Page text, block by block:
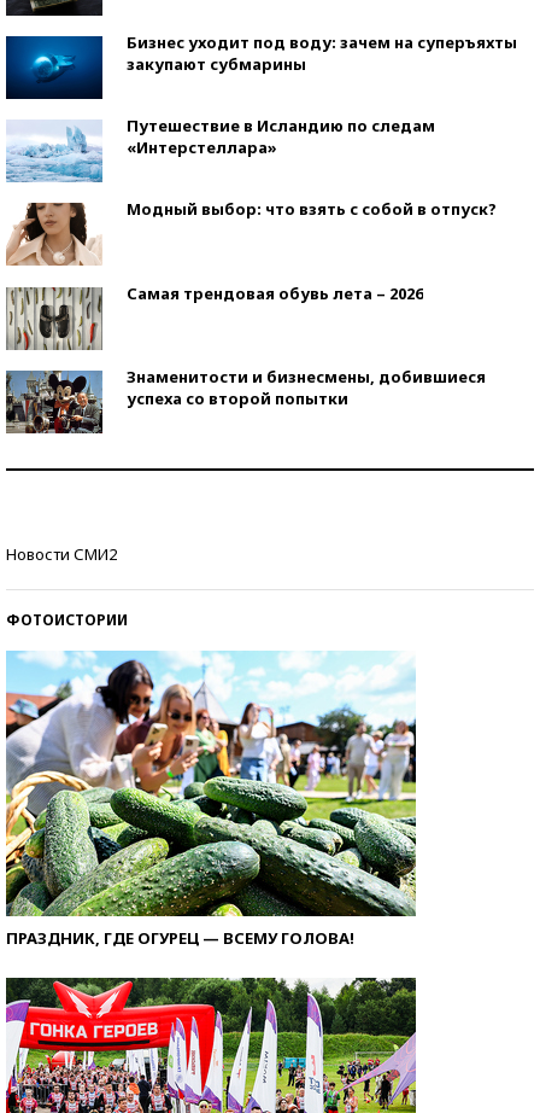
Бизнес уходит под воду: зачем на суперъяхты
закупают субмарины
Путешествие в Исландию по следам
«Интерстеллара»
Модный выбор: что взять с собой в отпуск?
Самая трендовая обувь лета – 2026
Знаменитости и бизнесмены, добившиеся
успеха со второй попытки
Новости СМИ2
ФОТОИСТОРИИ
ПРАЗДНИК, ГДЕ ОГУРЕЦ — ВСЕМУ ГОЛОВА!